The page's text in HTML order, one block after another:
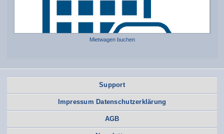
Mietwagen buchen
Support
Impressum Datenschutzerklärung
AGB